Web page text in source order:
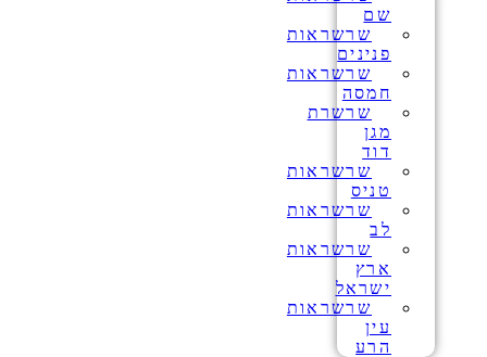
שם
שרשראות
פנינים
שרשראות
חמסה
שרשרת
מגן
דוד
שרשראות
טניס
שרשראות
לב
שרשראות
ארץ
ישראל
שרשראות
עין
הרע